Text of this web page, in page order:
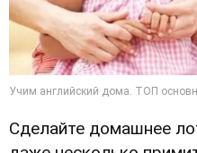
Сделайте домашнее